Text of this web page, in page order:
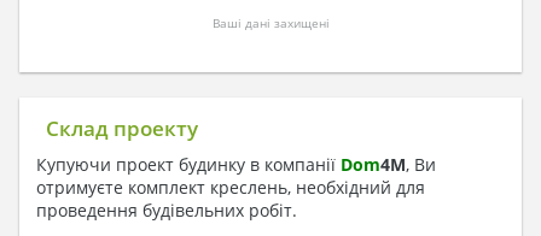
Ваші дані захищені
Склад проекту
Купуючи проект будинку в компанії Dom4M, Ви
отримуєте комплект креслень, необхідний для
проведення будівельних робіт.